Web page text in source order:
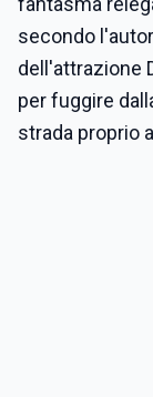
secondo
dell'attrazione
per fuggire
strada proprio